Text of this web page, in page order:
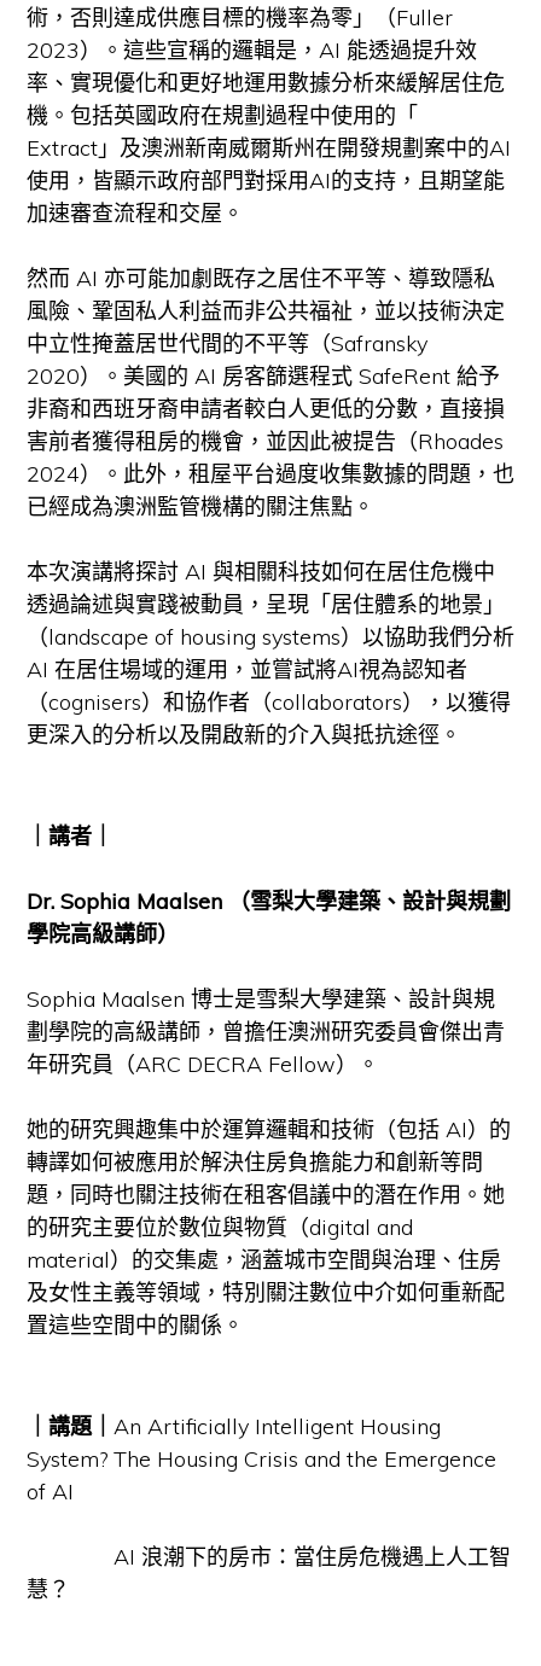
術，否則達成供應目標的機率為零」（Fuller
2023）。這些宣稱的邏輯是，AI 能透過提升效
率、實現優化和更好地運用數據分析來緩解居住危
機。包括英國政府在規劃過程中使用的「
Extract」及澳洲新南威爾斯州在開發規劃案中的AI
使用，皆顯示政府部門對採用AI的支持，且期望能
加速審查流程和交屋。
然而 AI 亦可能加劇既存之居住不平等、導致隱私
風險、鞏固私人利益而非公共福祉，並以技術決定
中立性掩蓋居世代間的不平等（Safransky
2020）。美國的 AI 房客篩選程式 SafeRent 給予
非裔和西班牙裔申請者較白人更低的分數，直接損
害前者獲得租房的機會，並因此被提告（Rhoades
2024）。此外，租屋平台過度收集數據的問題，也
已經成為澳洲監管機構的關注焦點。
本次演講將探討 AI 與相關科技如何在居住危機中
透過論述與實踐被動員，呈現「居住體系的地景」
（landscape of housing systems）以協助我們分析
AI 在居住場域的運用，並嘗試將AI視為認知者
（cognisers）和協作者（collaborators），以獲得
更深入的分析以及開啟新的介入與抵抗途徑。
｜講者｜
Dr. Sophia Maalsen （雪梨大學建築、設計與規劃
學院高級講師）
Sophia Maalsen 博士是雪梨大學建築、設計與規
劃學院的高級講師，曾擔任澳洲研究委員會傑出青
年研究員（ARC DECRA Fellow）。
她的研究興趣集中於運算邏輯和技術（包括 AI）的
轉譯如何被應用於解決住房負擔能力和創新等問
題，同時也關注技術在租客倡議中的潛在作用。她
的研究主要位於數位與物質（digital and
material）的交集處，涵蓋城市空間與治理、住房
及女性主義等領域，特別關注數位中介如何重新配
置這些空間中的關係。
｜講題｜ An Artificially Intelligent Housing
System? The Housing Crisis and the Emergence
of AI
AI 浪潮下的房市：當住房危機遇上人工智
慧？